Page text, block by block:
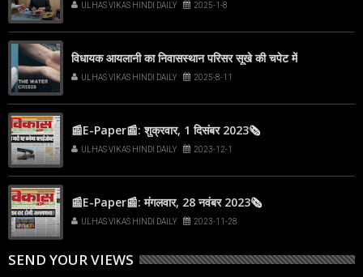
ULHAS VIKAS HINDI DAILY 2025-1-8
विधायक आयलानी का निवासस्थान परिसर सूखे की चपेट में
ULHAS VIKAS HINDI DAILY 2025-8-11
📰E-Paper📰: शुक्रवार, 1 दिसंबर 2023🗞
ULHAS VIKAS HINDI DAILY 2023-12-1
📰E-Paper📰: मंगलवार, 28 नवंबर 2023🗞
ULHAS VIKAS HINDI DAILY 2023-11-28
SEND YOUR VIEWS